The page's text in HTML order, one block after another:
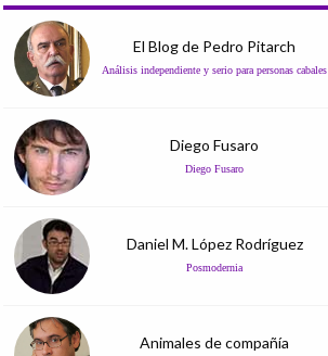
El Blog de Pedro Pitarch
Análisis independiente y serio para personas cabales
Diego Fusaro
Diego Fusaro
Daniel M. López Rodríguez
Posmodernia
Animales de compañía